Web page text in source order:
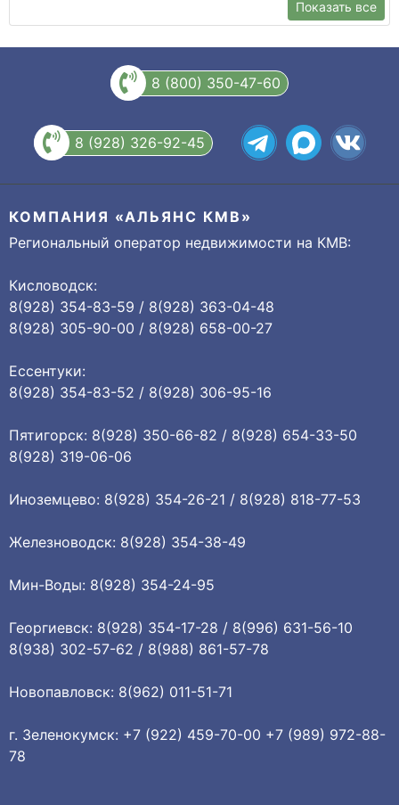
Показать все
8 (800) 350-47-60
8 (928) 326-92-45
КОМПАНИЯ «АЛЬЯНС КМВ»
Региональный оператор недвижимости на КМВ:
Кисловодск:
8(928) 354-83-59 / 8(928) 363-04-48
8(928) 305-90-00 / 8(928) 658-00-27
Ессентуки:
8(928) 354-83-52 / 8(928) 306-95-16
Пятигорск: 8(928) 350-66-82 / 8(928) 654-33-50
8(928) 319-06-06
Иноземцево: 8(928) 354-26-21 / 8(928) 818-77-53
Железноводск: 8(928) 354-38-49
Мин-Воды: 8(928) 354-24-95
Георгиевск: 8(928) 354-17-28 / 8(996) 631-56-10
8(938) 302-57-62 / 8(988) 861-57-78
Новопавловск: 8(962) 011-51-71
г. Зеленокумск: +7 (922) 459-70-00 +7 (989) 972-88-
78